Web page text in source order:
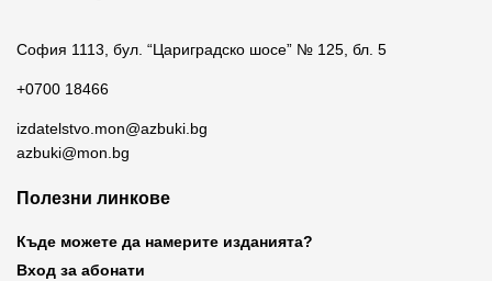
София 1113, бул. “Цариградско шосе” № 125, бл. 5
+0700 18466
izdatelstvo.mon@azbuki.bg
azbuki@mon.bg
Полезни линкове
Къде можете да намерите изданията?
Вход за абонати